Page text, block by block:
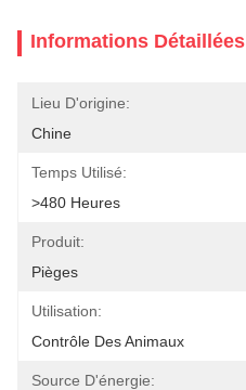
Informations Détaillées
Lieu D'origine:
Chine
Temps Utilisé:
>480 Heures
Produit:
Pièges
Utilisation:
Contrôle Des Animaux
Source D'énergie: